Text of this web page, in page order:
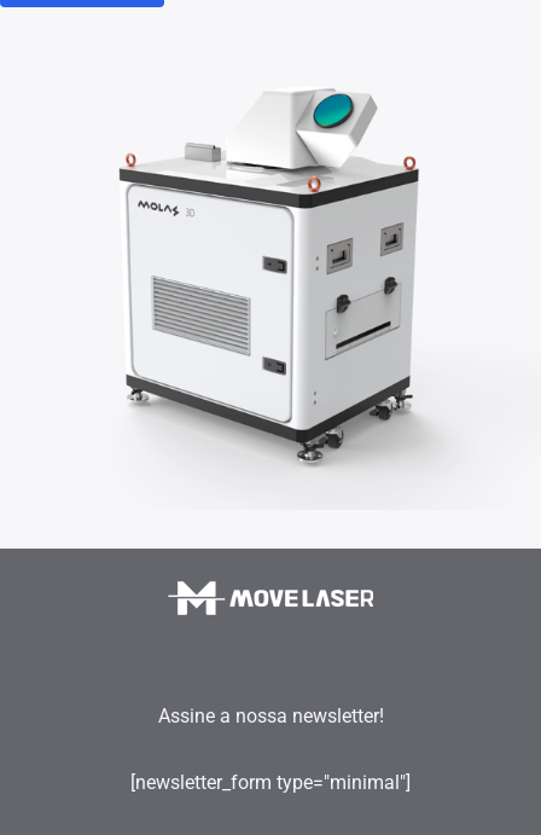
Assine a nossa newsletter!
[newsletter_form type="minimal"]